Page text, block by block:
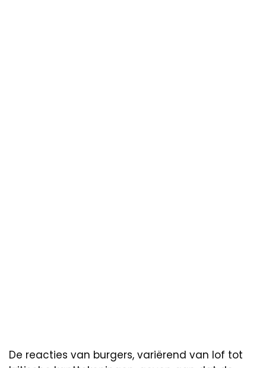
De reacties van burgers, variërend van lof tot